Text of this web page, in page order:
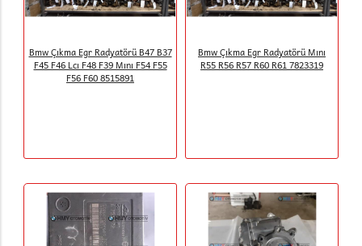
Bmw Çıkma Egr Radyatörü B47 B37
F45 F46 Lcı F48 F39 Mını F54 F55
F56 F60 8515891
Bmw Çıkma Egr Radyatörü Mını
R55 R56 R57 R60 R61 7823319